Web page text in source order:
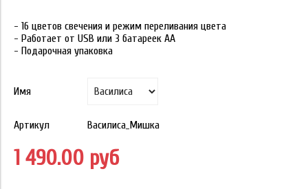
- 16 цветов свечения и режим переливания цвета
- Работает от USB или 3 батареек АА
- Подарочная упаковка
Имя
Артикул Василиса_Мишка
1 490.00 руб